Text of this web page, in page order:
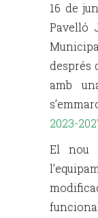
16 de
Pavelló
després
amb
2023-
El nou